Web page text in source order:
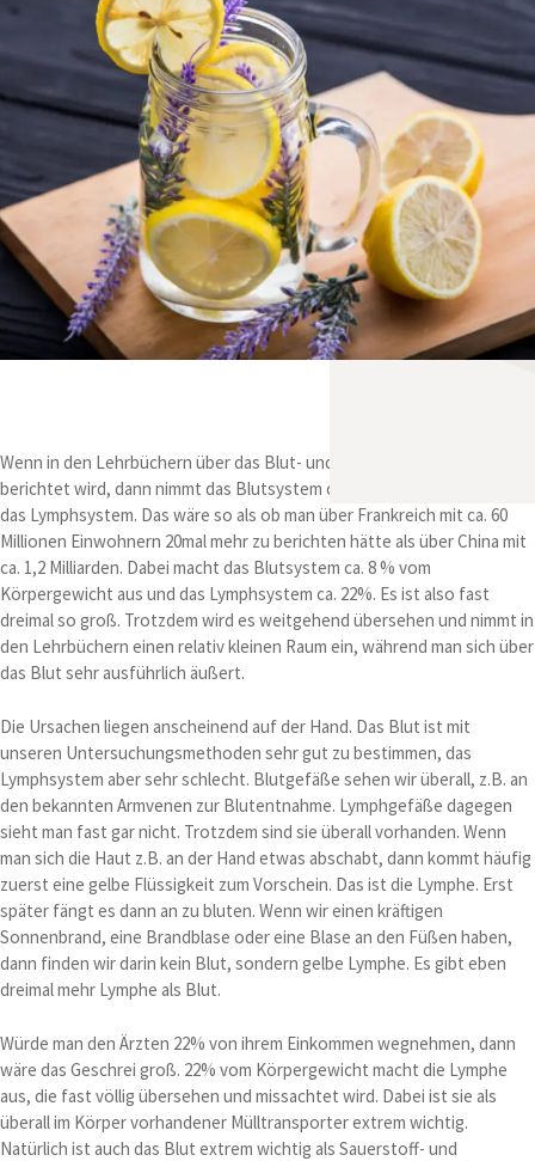
Wenn in den Lehrbüchern über das Blut- und das Lymphsystem
berichtet wird, dann nimmt das Blutsystem ca. 20mal mehr Raum ein als
das Lymphsystem. Das wäre so als ob man über Frankreich mit ca. 60
Millionen Einwohnern 20mal mehr zu berichten hätte als über China mit
ca. 1,2 Milliarden. Dabei macht das Blutsystem ca. 8 % vom
Körpergewicht aus und das Lymphsystem ca. 22%. Es ist also fast
dreimal so groß. Trotzdem wird es weitgehend übersehen und nimmt in
den Lehrbüchern einen relativ kleinen Raum ein, während man sich über
das Blut sehr ausführlich äußert.
Die Ursachen liegen anscheinend auf der Hand. Das Blut ist mit
unseren Untersuchungsmethoden sehr gut zu bestimmen, das
Lymphsystem aber sehr schlecht. Blutgefäße sehen wir überall, z.B. an
den bekannten Armvenen zur Blutentnahme. Lymphgefäße dagegen
sieht man fast gar nicht. Trotzdem sind sie überall vorhanden. Wenn
man sich die Haut z.B. an der Hand etwas abschabt, dann kommt häufig
zuerst eine gelbe Flüssigkeit zum Vorschein. Das ist die Lymphe. Erst
später fängt es dann an zu bluten. Wenn wir einen kräftigen
Sonnenbrand, eine Brandblase oder eine Blase an den Füßen haben,
dann finden wir darin kein Blut, sondern gelbe Lymphe. Es gibt eben
dreimal mehr Lymphe als Blut.
Würde man den Ärzten 22% von ihrem Einkommen wegnehmen, dann
wäre das Geschrei groß. 22% vom Körpergewicht macht die Lymphe
aus, die fast völlig übersehen und missachtet wird. Dabei ist sie als
überall im Körper vorhandener Mülltransporter extrem wichtig.
Natürlich ist auch das Blut extrem wichtig als Sauerstoff- und